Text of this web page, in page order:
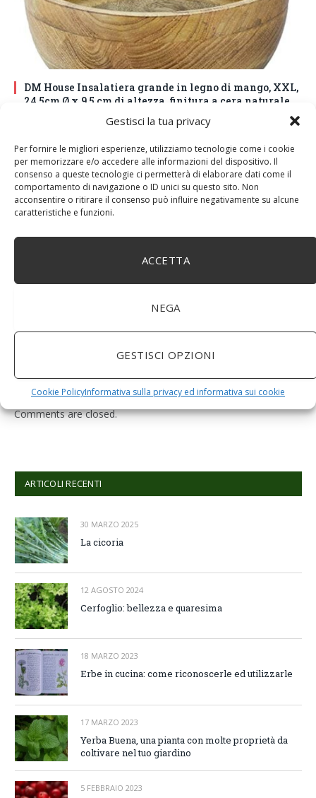
Gestisci la tua privacy
Per fornire le migliori esperienze, utilizziamo tecnologie come i cookie
per memorizzare e/o accedere alle informazioni del dispositivo. Il
consenso a queste tecnologie ci permetterà di elaborare dati come il
comportamento di navigazione o ID unici su questo sito. Non
acconsentire o ritirare il consenso può influire negativamente su alcune
caratteristiche e funzioni.
ACCETTA
NEGA
GESTISCI OPZIONI
Cookie PolicyInformativa sulla privacy ed informativa sui cookie
DM House Insalatiera grande in legno di mango, XXL,
24,5cm Ø x 9,5 cm di altezza, finitura a cera naturale
senza vernice artificiale. Fatto a mano, stile e design
Grano Spremi Frutta Verdura Estrattore di Succo
Comments are closed.
ARTICOLI RECENTI
30 MARZO 2025
La cicoria
12 AGOSTO 2024
Cerfoglio: bellezza e quaresima
18 MARZO 2023
Erbe in cucina: come riconoscerle ed utilizzarle
17 MARZO 2023
Yerba Buena, una pianta con molte proprietà da
coltivare nel tuo giardino
5 FEBBRAIO 2023